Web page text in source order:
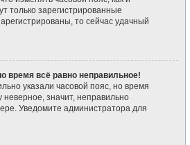
только зарегистрированные
то сейчас удачный
время всё равно неправильное!
указали часовой пояс, но время
значит, неправильно
Уведомите администратора для